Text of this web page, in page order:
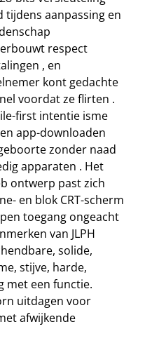
tijdens aanpassing en
respect
, en
kont gedachte
voordat ze flirten .
first intentie isme
app-downloaden
zonder naad
apparaten . Het
ontwerp past zich
en blok CRT-scherm
toegang ongeacht
van JLPH
solide,
stijve, harde,
met een functie.
uitdagen voor
afwijkende